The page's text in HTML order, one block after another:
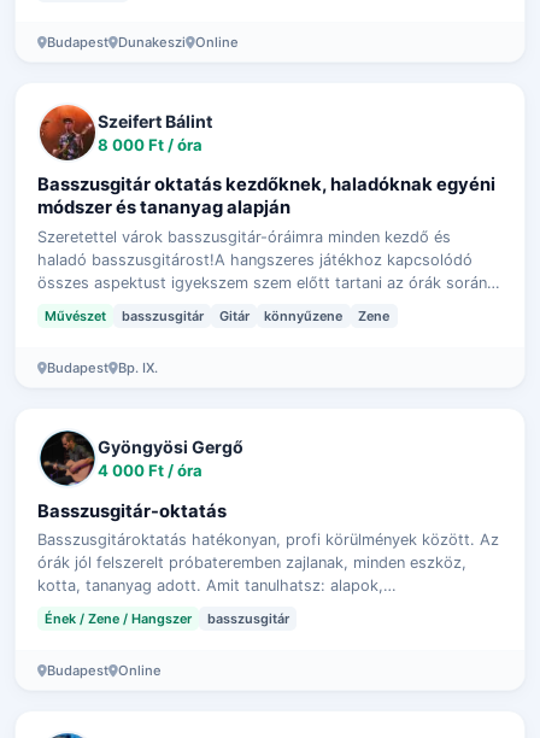
Budapest Dunakeszi Online
Szeifert Bálint
8 000 Ft / óra
Basszusgitár oktatás kezdőknek, haladóknak egyéni
módszer és tananyag alapján
Szeretettel várok basszusgitár-óráimra minden kezdő és
haladó basszusgitárost!A hangszeres játékhoz kapcsolódó
összes aspektust igyekszem szem előtt tartani az órák során,
az alapvető technikai gyako…
Művészet basszusgitár Gitár könnyűzene Zene
Budapest Bp. IX.
Gyöngyösi Gergő
4 000 Ft / óra
Basszusgitár-oktatás
Basszusgitároktatás hatékonyan, profi körülmények között. Az
órák jól felszerelt próbateremben zajlanak, minden eszköz,
kotta, tananyag adott. Amit tanulhatsz: alapok,
hangszerkezelés, kottaolvasás, …
Ének / Zene / Hangszer basszusgitár
Budapest Online